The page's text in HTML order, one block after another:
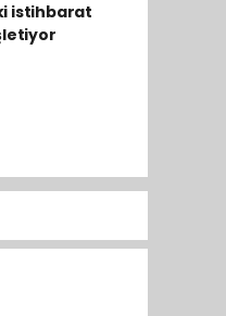
istihbarat